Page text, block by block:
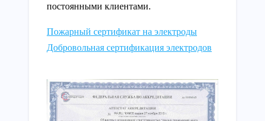
постоянными клиентами.
Пожарный сертификат на электроды
Добровольная сертификация электродов